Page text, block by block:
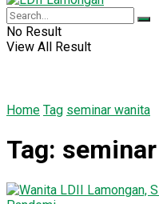
No Result
View All Result
Home Tag seminar wanita
Tag: